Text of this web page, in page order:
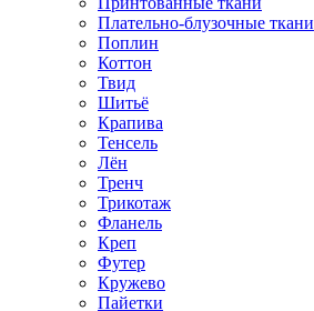
Плательно-блузочные ткани
Поплин
Коттон
Твид
Шитьё
Крапива
Тенсель
Лён
Тренч
Трикотаж
Фланель
Креп
Футер
Кружево
Пайетки